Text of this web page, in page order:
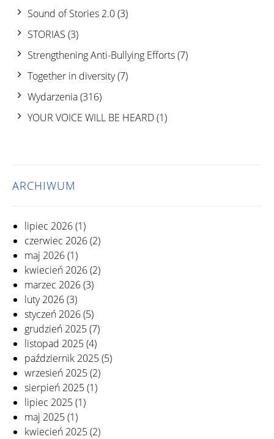
Sound of Stories 2.0(3)
STORIAS (3)
Strengthening Anti-Bullying Efforts(7)
Together in diversity(7)
Wydarzenia(316)
YOUR VOICE WILL BE HEARD(1)
ARCHIWUM
lipiec 2026(1)
czerwiec 2026(2)
maj 2026(1)
kwiecień 2026(2)
marzec 2026(3)
luty 2026(3)
styczeń 2026(5)
grudzień 2025(7)
listopad 2025(4)
październik 2025(5)
wrzesień 2025(2)
sierpień 2025(1)
lipiec 2025(1)
maj 2025(1)
kwiecień 2025(2)